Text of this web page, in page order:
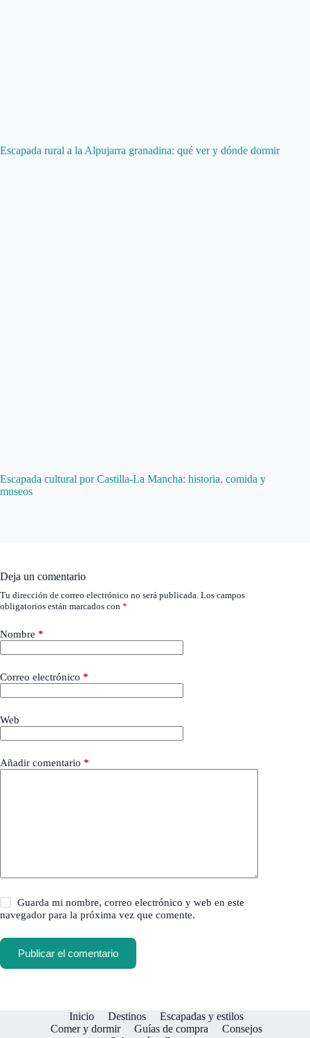
Escapada rural a la Alpujarra granadina: qué ver y dónde dormir
Escapada cultural por Castilla-La Mancha: historia, comida y
museos
Deja un comentario
Tu dirección de correo electrónico no será publicada. Los campos
obligatorios están marcados con *
Nombre *
Correo electrónico *
Web
Añadir comentario *
Guarda mi nombre, correo electrónico y web en este
navegador para la próxima vez que comente.
Publicar el comentario
Inicio Destinos
Escapadas y estilos
Comer y dormir
Guías de compra
Consejos